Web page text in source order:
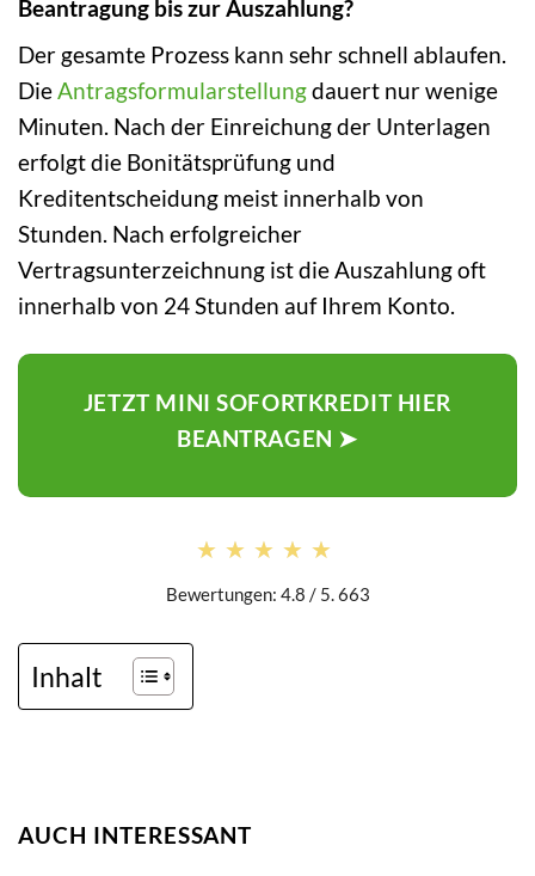
Beantragung bis zur Auszahlung?
Der gesamte Prozess kann sehr schnell ablaufen.
DieAntragsformularstellungdauert nur wenige
Minuten. Nach der Einreichung der Unterlagen
erfolgt die Bonitätsprüfung und
Kreditentscheidung meist innerhalb von
Stunden. Nach erfolgreicher
Vertragsunterzeichnung ist die Auszahlung oft
innerhalb von 24 Stunden auf Ihrem Konto.
JETZT MINI SOFORTKREDIT HIER
BEANTRAGEN ➤
★★★★★
★★★★★
Bewertungen: 4.8 / 5. 663
Inhalt
AUCH INTERESSANT